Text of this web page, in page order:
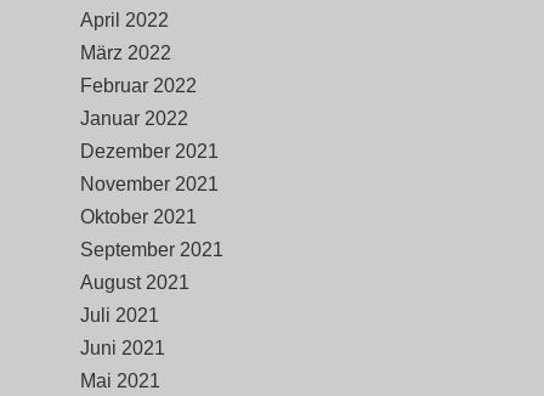
April 2022
März 2022
Februar 2022
Januar 2022
Dezember 2021
November 2021
Oktober 2021
September 2021
August 2021
Juli 2021
Juni 2021
Mai 2021